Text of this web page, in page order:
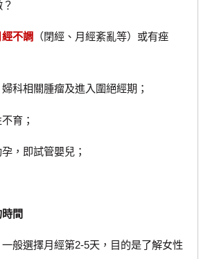
經不調 （閉經、月經紊亂等）或有痤
相關腫瘤及進入圍絕經期；
育；
即試管嬰兒；
間
選擇月經第2-5天，目的是了解女性